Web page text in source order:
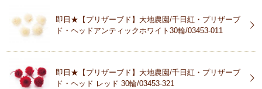
即日★【プリザーブド】大地農園/千日紅・プリザーブ
ド・ヘッドアンティックホワイト30輪/03453-011
即日★【プリザーブド】大地農園/千日紅・プリザーブ
ド・ヘッド レッド 30輪/03453-321